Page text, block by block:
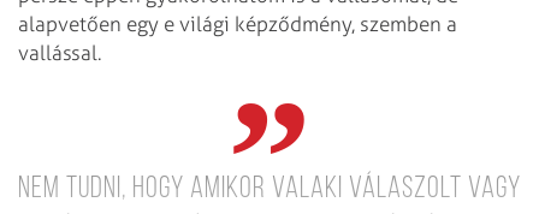
alapvetően egy e világi képződmény, szemben a
vallással.
Nem tudni, hogy amikor valaki válaszolt vagy